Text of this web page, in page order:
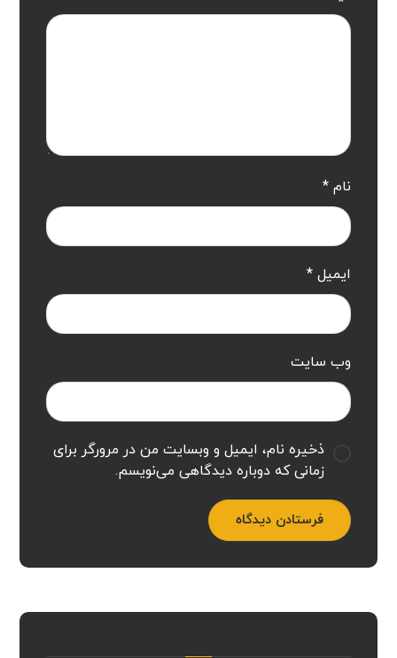
نام*
ایمیل*
وب‌ سایت
ذخیره نام، ایمیل و وبسایت من در مرورگر برای
زمانی که دوباره دیدگاهی می‌نویسم.
فرستادن دیدگاه